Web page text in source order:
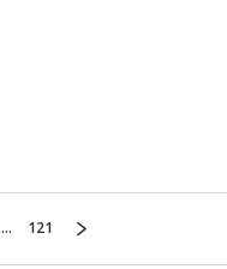
... 121